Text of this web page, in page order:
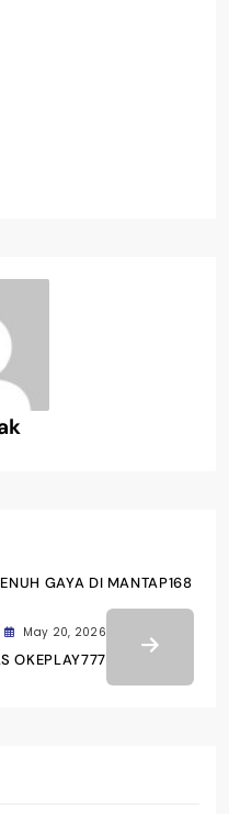
GAYA DI MANTAP168
May 20, 2026
OKEPLAY777